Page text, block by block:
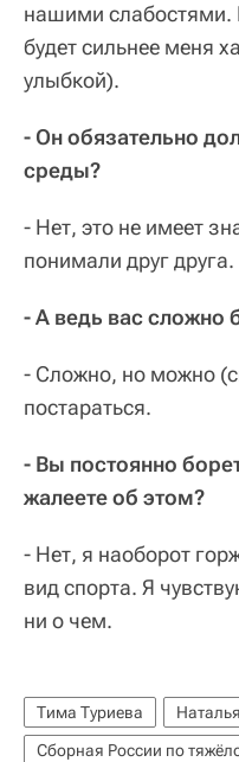
нашими слабостями.
будет сильнее меня
улыбкой).
- Он обязательно
среды?
- Нет, это не имеет
понимали друг друга.
- А ведь вас сложно
- Сложно, но можно
постараться.
- Вы постоянно
жалеете об этом?
- Нет, я наоборот
вид спорта. Я
ни о чем.
Тима Туриева
Сборная России по